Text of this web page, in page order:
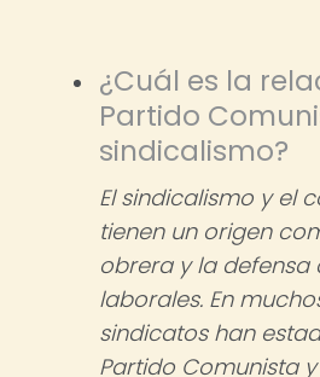
¿Cuál es la
Partido
sindicalismo?
El sindicalismo y el
tienen un origen
obrera y la defensa
laborales. En
sindicatos han
Partido Comunista